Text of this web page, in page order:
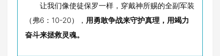
让我们像使徒保罗一样，穿戴神所赐的全副军装
（弗6：10-20）， 用勇敢争战来守护真理，用竭力
奋斗来拯救灵魂。